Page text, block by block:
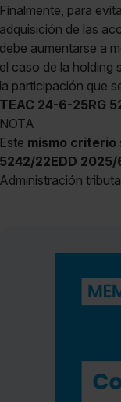
Finalmente, para
adquisición de las
debe aumentarse a
el caso de la holding
la participación que
TEAC 24-6-25RG
NOTA
Este mismo criterio
5242/22EDD
Administración